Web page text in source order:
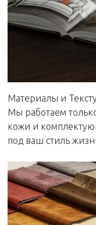
Материалы и
Мы работаем
кожи и
под ваш стиль